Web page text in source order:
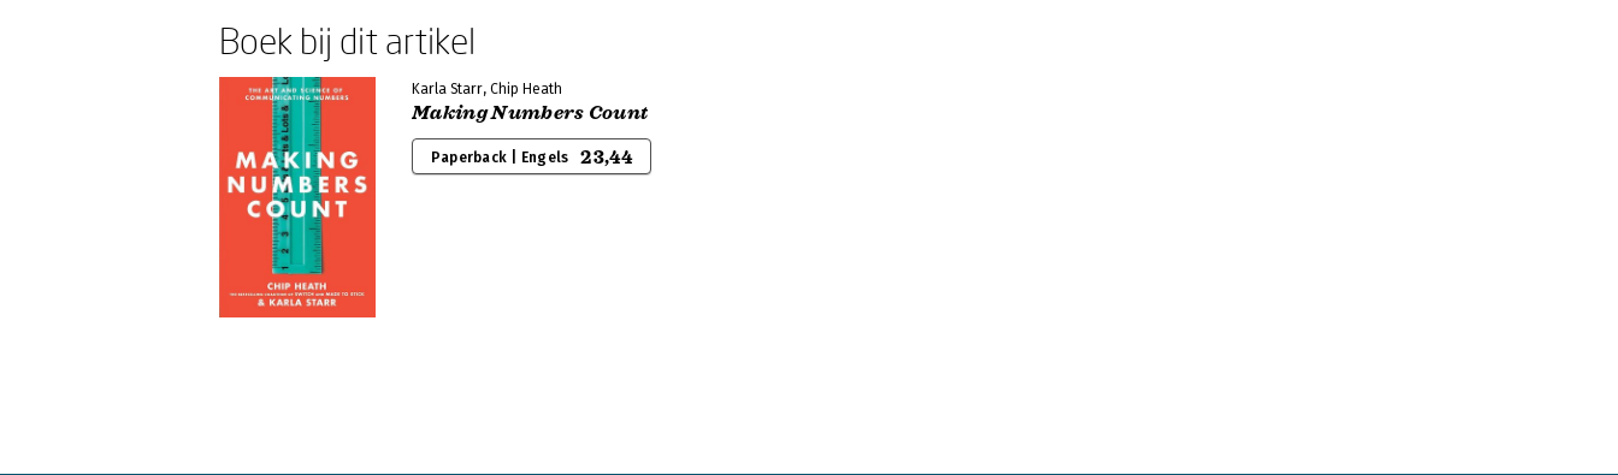
Boek bij dit artikel
Karla Starr, Chip Heath
Making Numbers Count
Paperback | Engels 23,44